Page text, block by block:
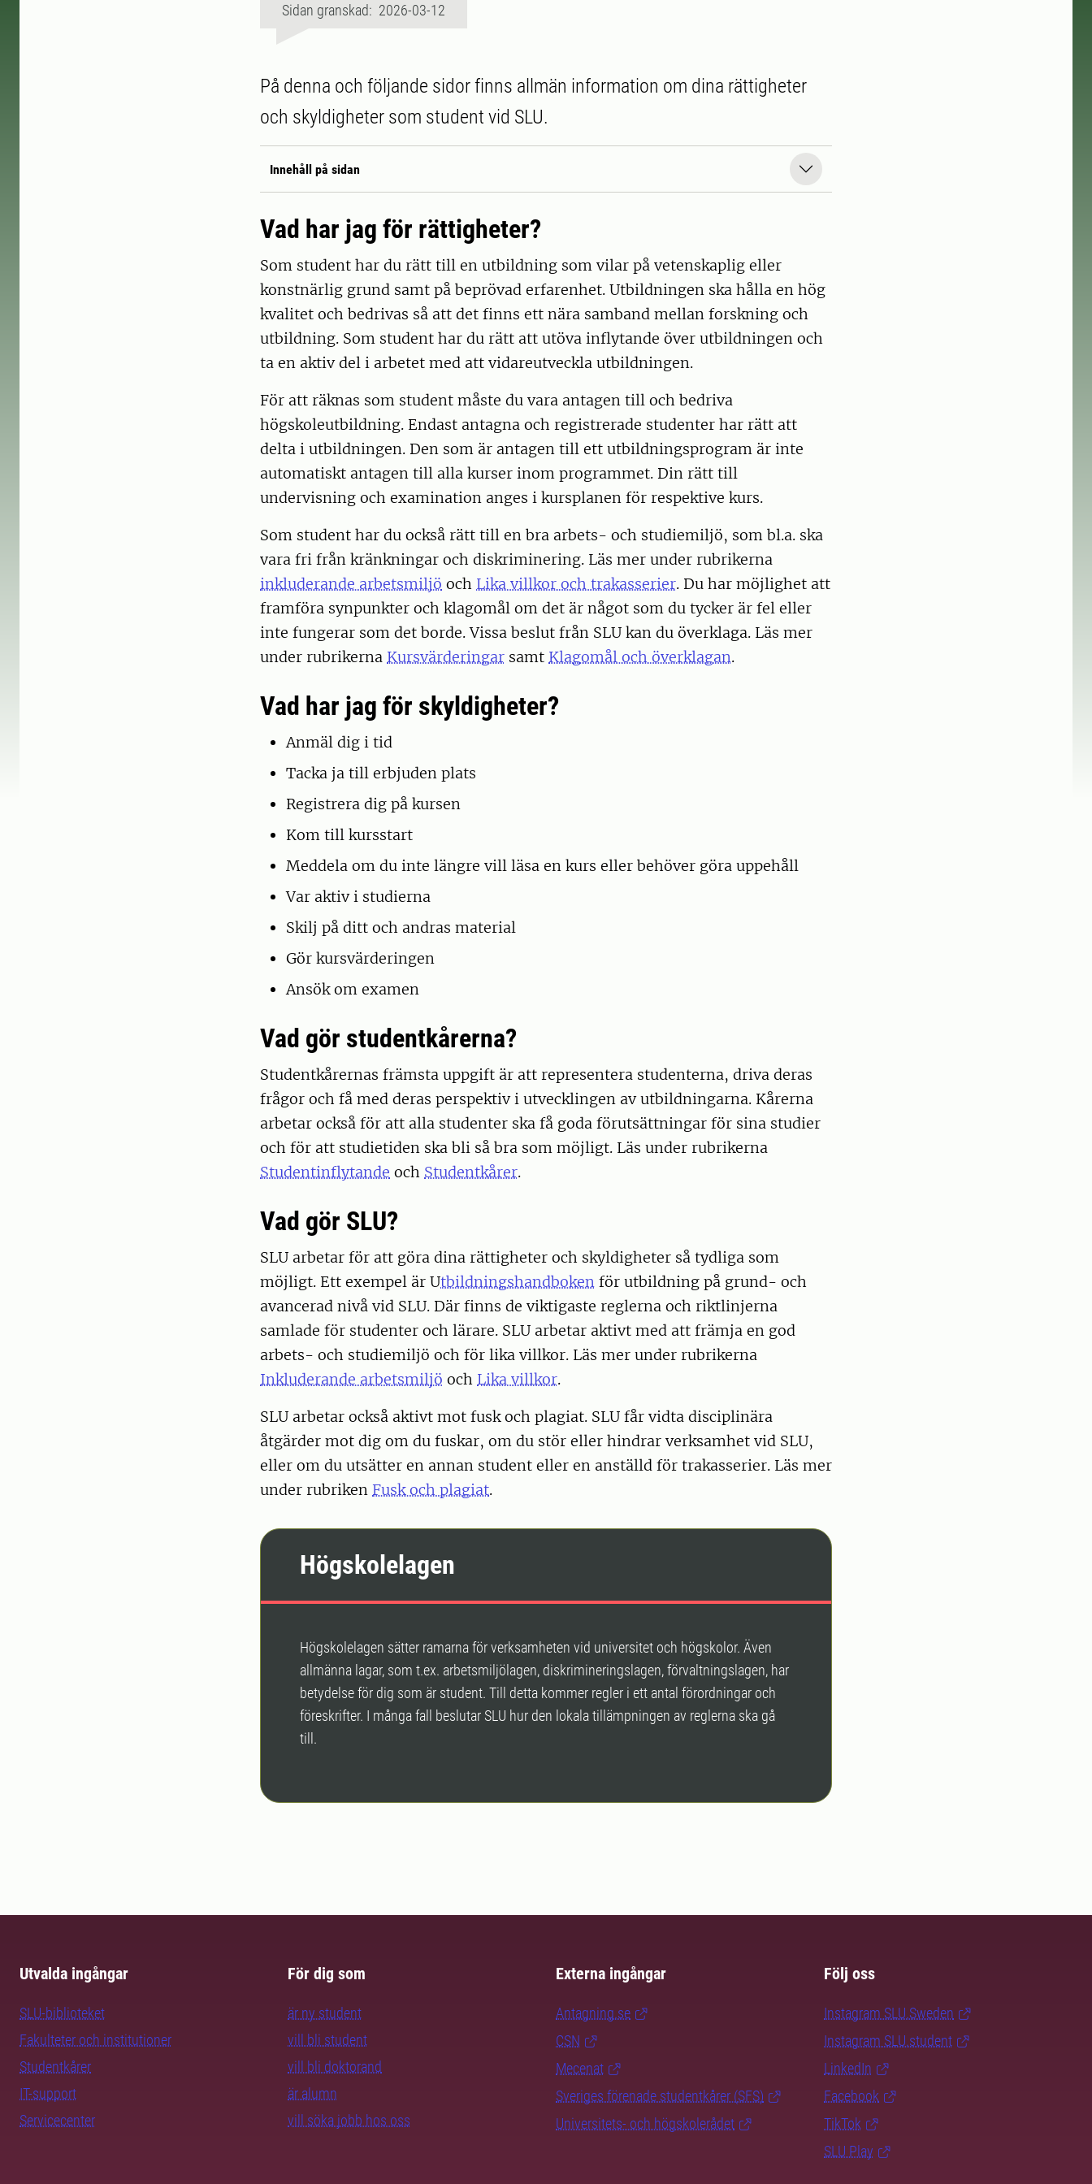
Sidan granskad: 2026-03-12
På denna och följande sidor finns allmän information om dina rättigheter
och skyldigheter som student vid SLU.
Innehåll på sidan
Vad har jag för rättigheter?
Som student har du rätt till en utbildning som vilar på vetenskaplig eller
konstnärlig grund samt på beprövad erfarenhet. Utbildningen ska hålla en hög
kvalitet och bedrivas så att det finns ett nära samband mellan forskning och
utbildning. Som student har du rätt att utöva inflytande över utbildningen och
ta en aktiv del i arbetet med att vidareutveckla utbildningen.
För att räknas som student måste du vara antagen till och bedriva
högskoleutbildning. Endast antagna och registrerade studenter har rätt att
delta i utbildningen. Den som är antagen till ett utbildningsprogram är inte
automatiskt antagen till alla kurser inom programmet. Din rätt till
undervisning och examination anges i kursplanen för respektive kurs.
Som student har du också rätt till en bra arbets- och studiemiljö, som bl.a. ska
vara fri från kränkningar och diskriminering. Läs mer under rubrikerna
inkluderande arbetsmiljö och Lika villkor och trakasserier. Du har möjlighet att
framföra synpunkter och klagomål om det är något som du tycker är fel eller
inte fungerar som det borde. Vissa beslut från SLU kan du överklaga. Läs mer
under rubrikerna Kursvärderingar samt Klagomål och överklagan.
Vad har jag för skyldigheter?
Anmäl dig i tid
Tacka ja till erbjuden plats
Registrera dig på kursen
Kom till kursstart
Meddela om du inte längre vill läsa en kurs eller behöver göra uppehåll
Var aktiv i studierna
Skilj på ditt och andras material
Gör kursvärderingen
Ansök om examen
Vad gör studentkårerna?
Studentkårernas främsta uppgift är att representera studenterna, driva deras
frågor och få med deras perspektiv i utvecklingen av utbildningarna. Kårerna
arbetar också för att alla studenter ska få goda förutsättningar för sina studier
och för att studietiden ska bli så bra som möjligt. Läs under rubrikerna
Studentinflytande och Studentkårer.
Vad gör SLU?
SLU arbetar för att göra dina rättigheter och skyldigheter så tydliga som
möjligt. Ett exempel är Utbildningshandboken för utbildning på grund- och
avancerad nivå vid SLU. Där finns de viktigaste reglerna och riktlinjerna
samlade för studenter och lärare. SLU arbetar aktivt med att främja en god
arbets- och studiemiljö och för lika villkor. Läs mer under rubrikerna
Inkluderande arbetsmiljö och Lika villkor.
SLU arbetar också aktivt mot fusk och plagiat. SLU får vidta disciplinära
åtgärder mot dig om du fuskar, om du stör eller hindrar verksamhet vid SLU,
eller om du utsätter en annan student eller en anställd för trakasserier. Läs mer
under rubriken Fusk och plagiat.
Högskolelagen
Högskolelagen sätter ramarna för verksamheten vid universitet och högskolor. Även
allmänna lagar, som t.ex. arbetsmiljölagen, diskrimineringslagen, förvaltningslagen, har
betydelse för dig som är student. Till detta kommer regler i ett antal förordningar och
föreskrifter. I många fall beslutar SLU hur den lokala tillämpningen av reglerna ska gå
till.
Utvalda ingångar
SLU-biblioteket
Fakulteter och institutioner
Studentkårer
IT-support
Servicecenter
För dig som
är ny student
vill bli student
vill bli doktorand
är alumn
vill söka jobb hos oss
Externa ingångar
Antagning.se
CSN
Mecenat
Sveriges förenade studentkårer (SFS)
Universitets- och högskolerådet
Följ oss
Instagram SLU.Sweden
Instagram SLU.student
LinkedIn
Facebook
TikTok
SLU Play